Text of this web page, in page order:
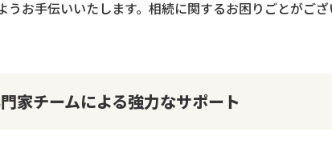
うお手伝いいたします。相続に関するお困りごとがご
家チームによる強力なサポート